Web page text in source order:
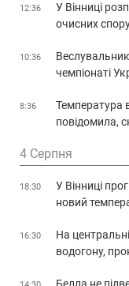
12:36
У Вінниці
очисних
10:36
чемпіонаті
8:36
Температура
повідомила,
4 Серпня
18:30
У Вінниці
новий
16:30
На
водогону,